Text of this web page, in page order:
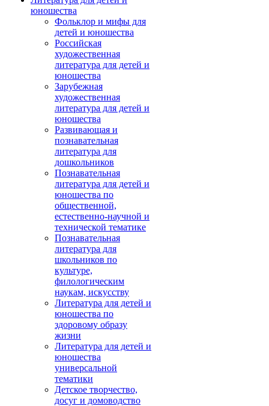
юношества
Фольклор и мифы для
детей и юношества
Российская
художественная
литература для детей и
юношества
Зарубежная
художественная
литература для детей и
юношества
Развивающая и
познавательная
литература для
дошкольников
Познавательная
литература для детей и
юношества по
общественной,
естественно-научной и
технической тематике
Познавательная
литература для
школьников по
культуре,
филологическим
наукам, искусству
Литература для детей и
юношества по
здоровому образу
жизни
Литература для детей и
юношества
универсальной
тематики
Детское творчество,
досуг и домоводство